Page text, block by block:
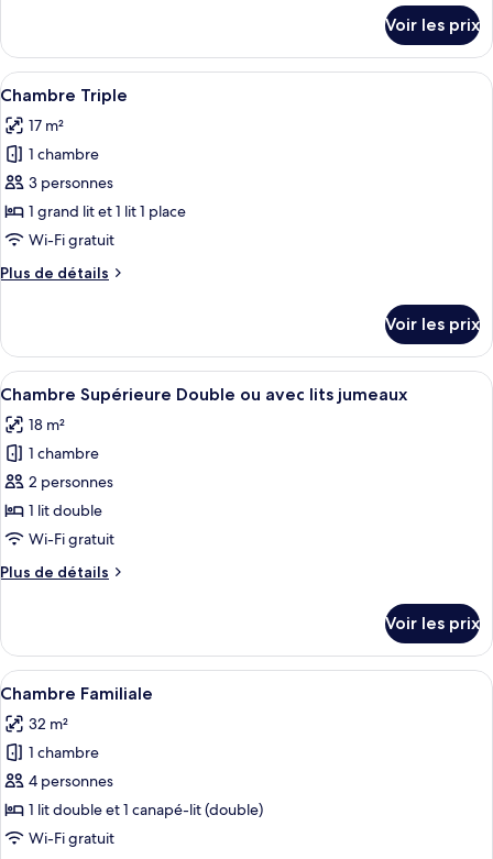
le
type
de
Chambre
Simple
Voir les prix
Afficher
toutes
les
photos
pour
ce
type
chambre :
Une chambre d’hôtel avec un
2
Chambre Triple
17 m²
1 chambre
3 personnes
1 grand lit et 1 lit 1 place
Wi-Fi gratuit
Plus de détails
Plus
le
type
de
Chambre
Triple
Voir les prix
Afficher
toutes
les
photos
pour
ce
type
chambre :
Double
ou
avec
lits
jumeaux
Une chambre d’hôtel moderne,
7
Chambre Supérieure Double ou avec lits jumeaux
18 m²
1 chambre
2 personnes
1 lit double
Wi-Fi gratuit
Plus de détails
Plus
le
type
de
Chambre
Supérieure
ou
avec
lits
jumeaux
Voir les prix
Afficher
toutes
les
photos
pour
ce
type
Une chambre d’hôtel avec un lit,
6
Chambre Familiale
32 m²
1 chambre
4 personnes
1 lit double et 1 canapé-lit (double)
Wi-Fi gratuit